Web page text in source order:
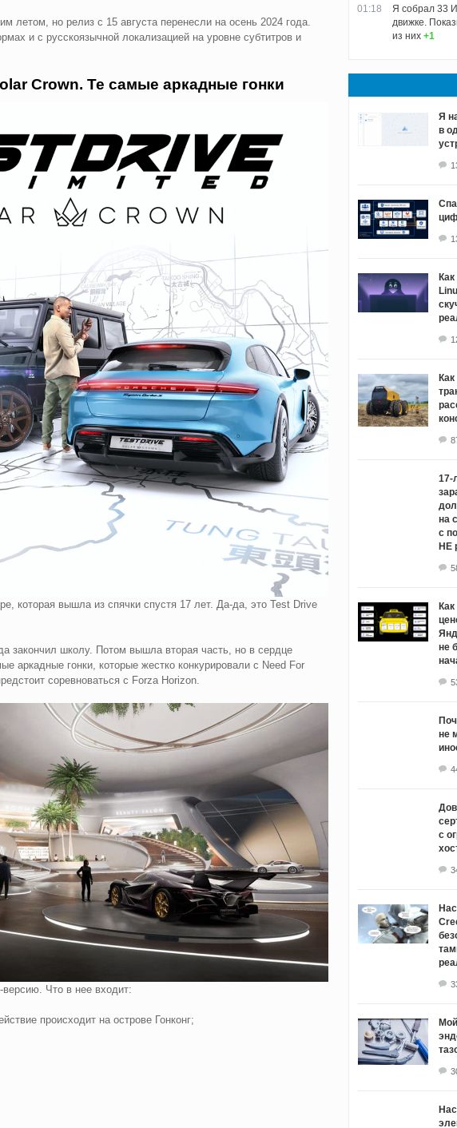
летом, но релиз с 15 августа перенесли на осень 2024 года.
и с русскоязычной локализацией на уровне субтитров и
Crown. Те самые аркадные гонки
которая вышла из спячки спустя 17 лет. Да-да, это Test Drive
закончил школу. Потом вышла вторая часть, но в сердце
аркадные гонки, которые жестко конкурировали с Need For
соревноваться с Forza Horizon.
Что в нее входит:
происходит на острове Гонконг;
01:18
Я собрал 33
движке.
из них +1
Я
в
Как
17-
на
с
НЕ
не
не
с